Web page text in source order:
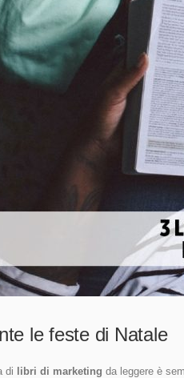
le feste di Natale
di libri di marketing da leggere è